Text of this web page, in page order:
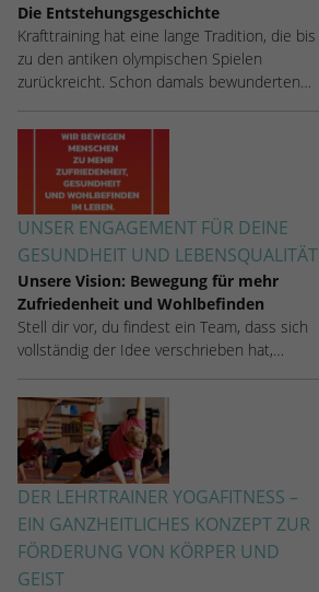
Die Entstehungsgeschichte
Krafttraining hat eine lange Tradition, die bis
zu den antiken olympischen Spielen
zurückreicht. Schon damals bewunderten…
UNSER ENGAGEMENT FÜR DEINE
GESUNDHEIT UND LEBENSQUALITÄT
Unsere Vision: Bewegung für mehr
Zufriedenheit und Wohlbefinden
Stell dir vor, du findest ein Team, dass sich
vollständig der Idee verschrieben hat,…
DER LEHRTRAINER YOGAFITNESS –
EIN GANZHEITLICHES KONZEPT ZUR
FÖRDERUNG VON KÖRPER UND
GEIST